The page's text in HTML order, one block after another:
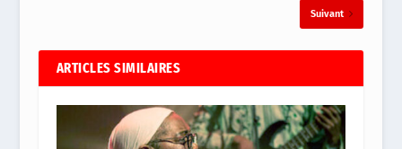
Suivant
ARTICLES SIMILAIRES